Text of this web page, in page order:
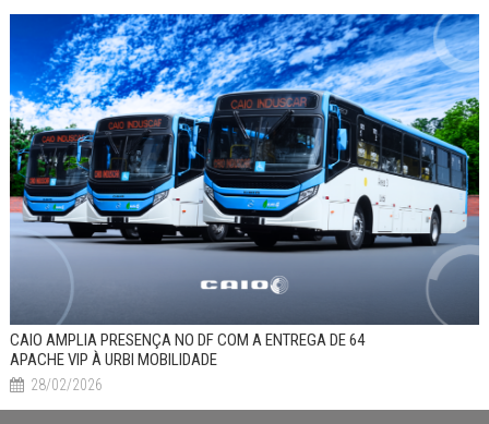
CAIO AMPLIA PRESENÇA NO DF COM A ENTREGA DE 64
APACHE VIP À URBI MOBILIDADE
28/02/2026